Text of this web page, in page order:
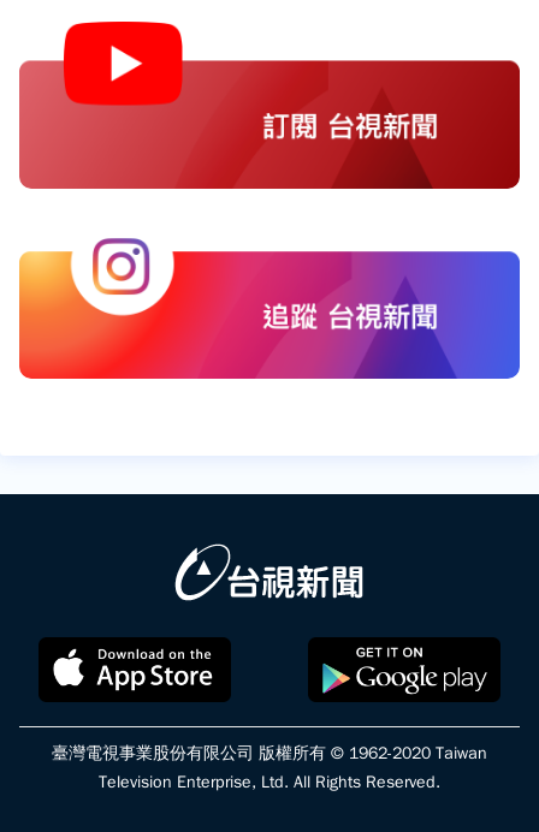
臺灣電視事業股份有限公司 版權所有 © 1962-2020 Taiwan
Television Enterprise, Ltd. All Rights Reserved.